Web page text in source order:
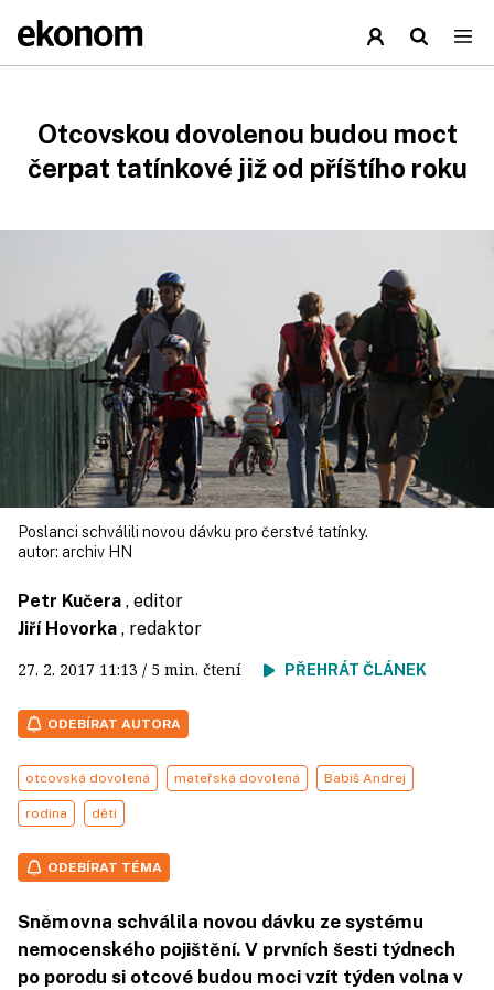
Otcovskou dovolenou budou moct
čerpat tatínkové již od příštího roku
Poslanci schválili novou dávku pro čerstvé tatínky.
autor: archiv HN
Petr Kučera , editor
Jiří Hovorka , redaktor
27. 2. 2017 11:13 / 5 min. čtení PŘEHRÁT ČLÁNEK
ODEBÍRAT AUTORA
otcovská dovolená mateřská dovolená Babiš Andrej
rodina děti
ODEBÍRAT TÉMA
Sněmovna schválila novou dávku ze systému
nemocenského pojištění. V prvních šesti týdnech
po porodu si otcové budou moci vzít týden volna v